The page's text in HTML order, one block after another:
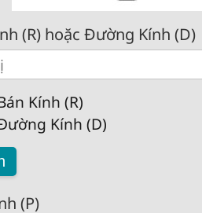
(R) hoặc Đường Kính (D)
Kính (R)
Kính (D)
(P)